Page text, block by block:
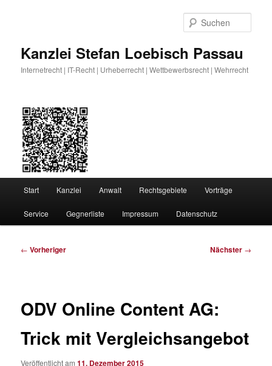
Kanzlei Stefan Loebisch Passau
Internetrecht | IT-Recht | Urheberrecht | Wettbewerbsrecht | Wehrrecht
Start Kanzlei Anwalt Rechtsgebiete Vorträge
Service Gegnerliste Impressum Datenschutz
Beitragsnavigation
← Vorheriger Nächster →
ODV Online Content AG:
Trick mit Vergleichsangebot
Veröffentlicht am11. Dezember 2015